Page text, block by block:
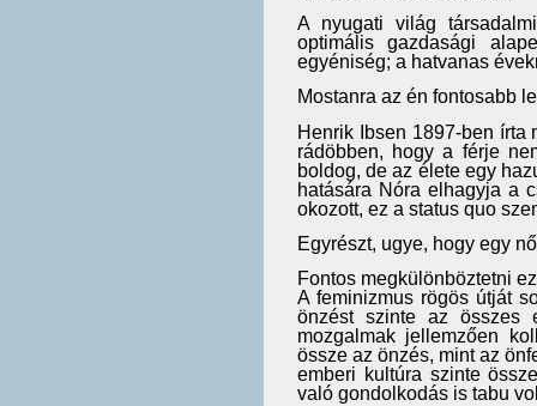
A nyugati világ
optimális gazdasági
egyéniség; a hatvanas
Mostanra az én fontosabb
Henrik Ibsen 1897-ben írta
rádöbben, hogy a férje
boldog, de az élete egy
hatására Nóra elhagyja a
okozott, ez a status quo
Egyrészt, ugye, hogy egy
Fontos megkülönböztetni
A feminizmus rögös útját
önzést szinte az összes
mozgalmak jellemzően
össze az önzés, mint az
emberi kultúra szinte
való gondolkodás is tabu